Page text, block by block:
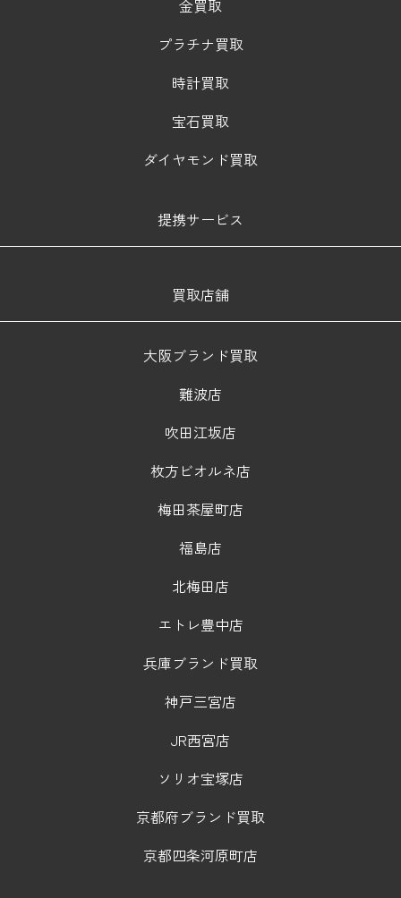
金買取
プラチナ買取
時計買取
宝石買取
ダイヤモンド買取
提携サービス
買取店舗
大阪ブランド買取
難波店
吹田江坂店
枚方ビオルネ店
梅田茶屋町店
福島店
北梅田店
エトレ豊中店
兵庫ブランド買取
神戸三宮店
JR西宮店
ソリオ宝塚店
京都府ブランド買取
京都四条河原町店